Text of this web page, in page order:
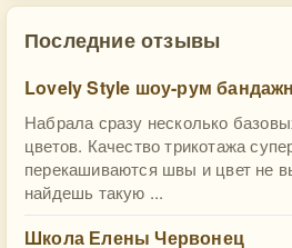
Последние отзывы
Lovely Style шоу-рум
Набрала сразу несколько
цветов. Качество трикотажа
перекашиваются швы и цвет не
найдешь такую ...
Школа Елены Червонец